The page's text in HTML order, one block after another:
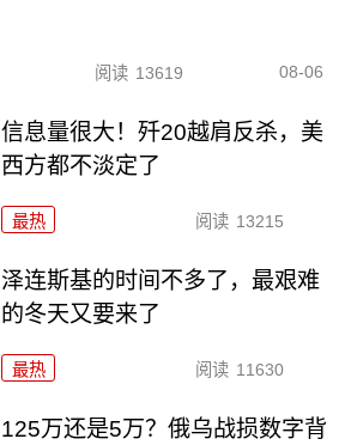
阅读 13619 08-06
信息量很大！歼20越肩反杀，美
西方都不淡定了
最热 阅读 13215
泽连斯基的时间不多了，最艰难
的冬天又要来了
最热 阅读 11630
125万还是5万？俄乌战损数字背